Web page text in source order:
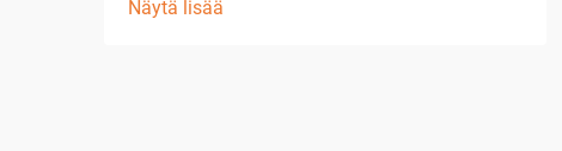
merkittävimmistä edistysaskelista
Näytä lisää